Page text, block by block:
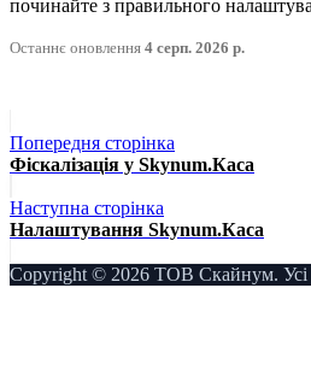
починайте з правильного
Останнє оновлення 4 серп. 2026 р.
Попередня сторінка
Фіскалізація у Skynum.Каса
Наступна сторінка
Налаштування Skynum.Каса
Copyright © 2026 ТОВ Скайнум. Усі